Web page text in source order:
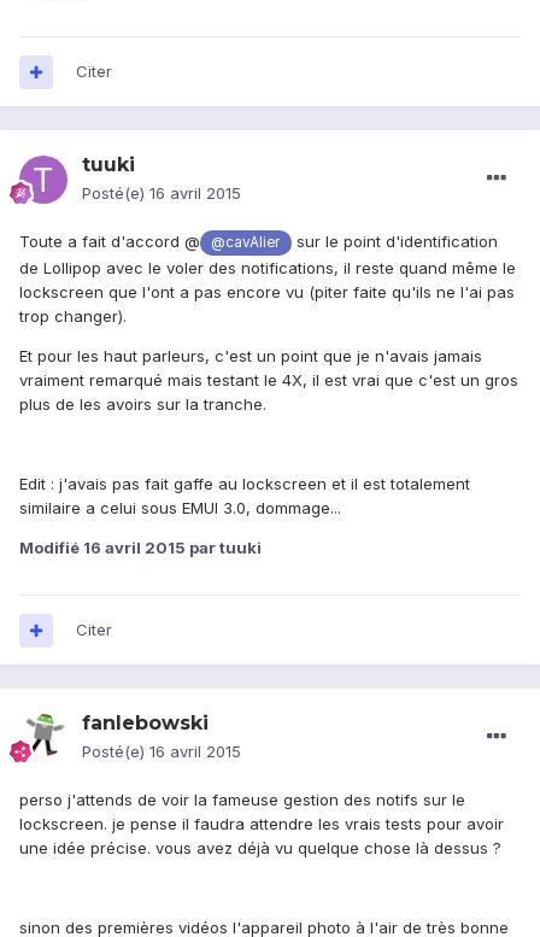
Citer
tuuki
Posté(e) 16 avril 2015
Toute a fait d'accord @ @cavAlier sur le point d'identification
de Lollipop avec le voler des notifications, il reste quand même le
lockscreen que l'ont a pas encore vu (piter faite qu'ils ne l'ai pas
trop changer).
Et pour les haut parleurs, c'est un point que je n'avais jamais
vraiment remarqué mais testant le 4X, il est vrai que c'est un gros
plus de les avoirs sur la tranche.
Edit : j'avais pas fait gaffe au lockscreen et il est totalement
similaire a celui sous EMUI 3.0, dommage...
Modifié 16 avril 2015 par tuuki
Citer
fanlebowski
Posté(e) 16 avril 2015
perso j'attends de voir la fameuse gestion des notifs sur le
lockscreen. je pense il faudra attendre les vrais tests pour avoir
une idée précise. vous avez déjà vu quelque chose là dessus ?
sinon des premières vidéos l'appareil photo à l'air de très bonne